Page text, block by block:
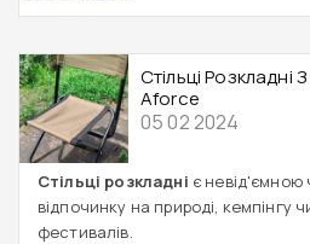
Стільці Розкладні
Aforce
05 02 2024
Стільці розкладні є
відпочинку на природі, кемпінгу
фестивалів.